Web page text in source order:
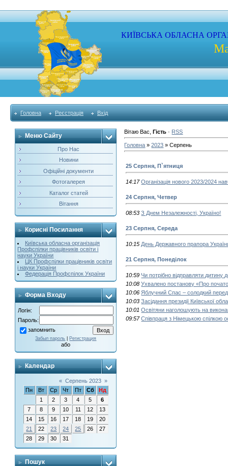
КИЇВСЬКА ОБЛАСНА
Головна Реєстрація Вхід
Меню Сайту
Про Нас
Новини
Офіційні документи
Фотогалерея
Каталог статей
Вітання
Корисні Посилання
Київська обласна організація
Профспілки працівників освіти і
науки України
ЦК Профспілки працівників освіти
і науки України
Федерація Профспілок України
Форма Входу
Логін:
Пароль:
запомнить
Забыл пароль Регистрация
або
Календар
« Серпень 2023 »
Пн
Вт Ср Чт Пт Сб
Нд
1
2 3 4 5
6
7
8 9 10 11 12
13
14
15 16 17 18 19
20
21
22 23 24 25 26
27
28
29 30 31
Пошук
Вітаю Вас ,Гість · RSS
Головна »2023 » Серпень
25 Серпня, П`ятниця
14:17 Організація нового 2023/2024
24 Серпня, Четвер
08:53 З Днем Незалежності, Україно!
23 Серпня, Середа
10:15 День Державного прапора
21 Серпня, Понеділок
10:59 Чи потрібно відправляти дитину
10:08 Ухвалено постанову «Про
10:06 Яблучний Спас – солодкий
10:03 Засідання президії Київської
10:01 Освітяни наголошують на
09:57 Співпраця з Німецькою спілкою